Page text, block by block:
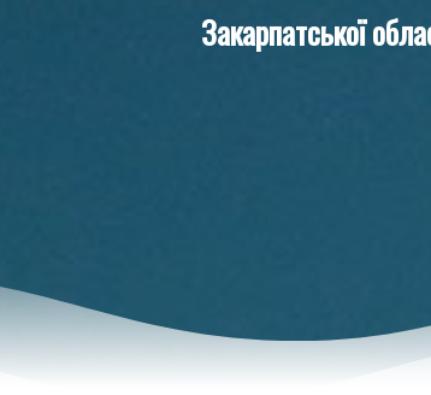
Закарпатської